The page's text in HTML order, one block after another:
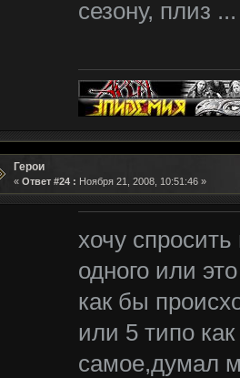
сезону, плиз
Герои
« Ответ #24 : Ноября 21, 2008, 10:51:46 »
хочу
одного или
как бы
или 5 типо
самое,думал